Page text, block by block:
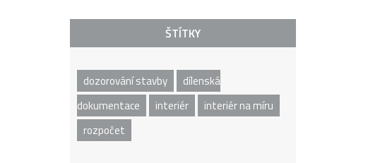
ŠTÍTKY
dozorování stavby
dílenská
dokumentace
interiér
interiér na míru
rozpočet